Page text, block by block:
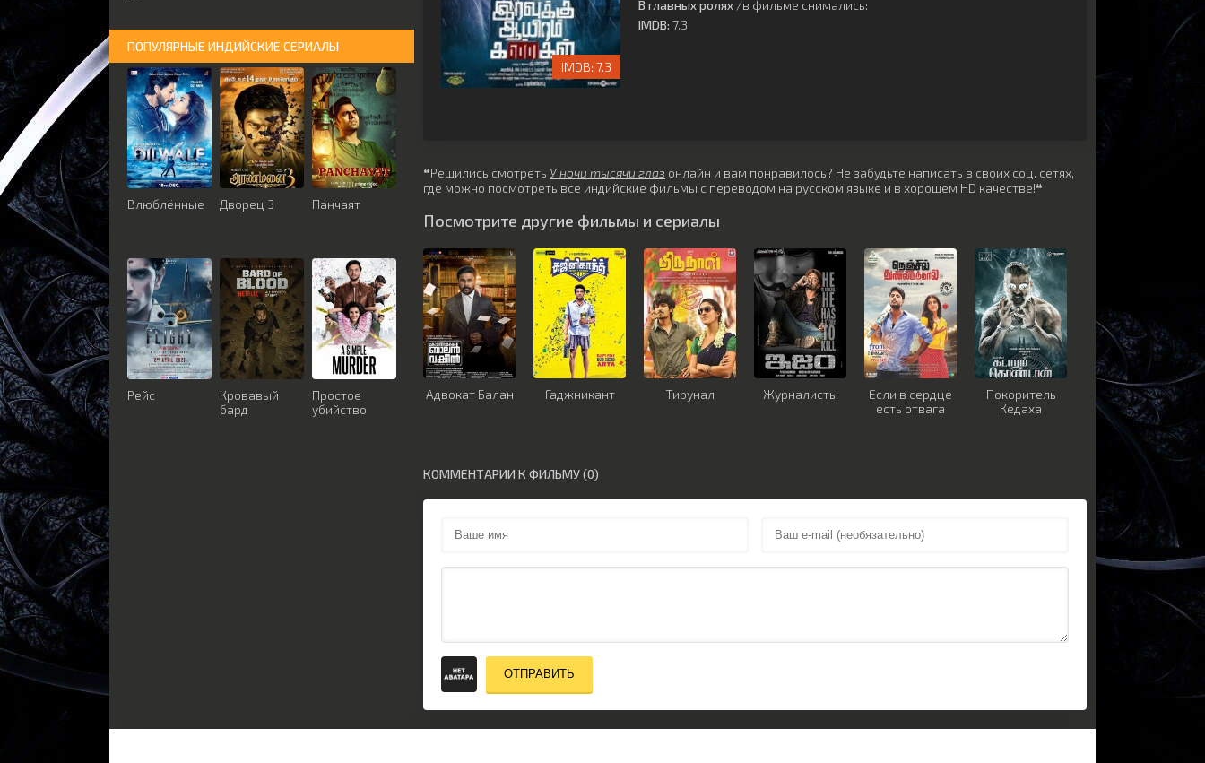
7.3
В главных ролях /в фильме снимались:
IMDB: 7.3
❝Решились смотреть У ночи тысячи глаз онлайн и вам понравилось? Не забудьте написать в своих соц. сетях,
где можно посмотреть все индийские фильмы с переводом на русском языке и в хорошем HD качестве!❝
Посмотрите другие фильмы и сериалы
Адвокат Балан Гаджникант Тирунал Журналисты
Если в сердце
есть отвага
Покоритель
Кедаха
КОММЕНТАРИИ К ФИЛЬМУ (0)
ОТПРАВИТЬ
ПОПУЛЯРНЫЕ ИНДИЙСКИЕ СЕРИАЛЫ
Влюблённые Дворец 3 Панчаят
Рейс
Кровавый
бард
Простое
убийство